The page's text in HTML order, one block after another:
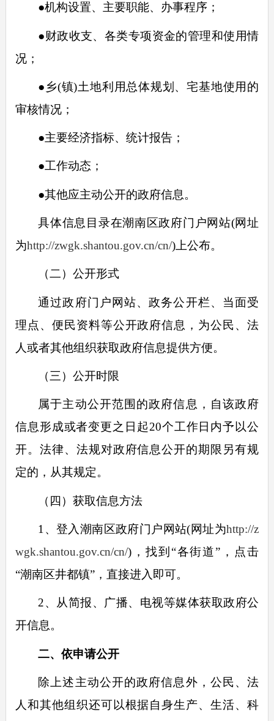
●机构设置、主要职能、办事程序；
●财政收支、各类专项资金的管理和使用情
况；
● 乡(镇)土地利用总体规划、宅基地使用的
审核情况；
●主要经济指标、统计报告；
●工作动态；
●其他应主动公开的政府信息。
具体信息目录在潮南区政府门户网站(网址
为http://zwgk.shantou.gov.cn/cn/)上公布。
（二）公开形式
通过政府门户网站、政务公开栏、当面受
理点、便民资料等公开政府信息，为公民、法
人或者其他组织获取政府信息提供方便。
（三）公开时限
属于主动公开范围的政府信息，自该政府
信息形成或者变更之日起20个工作日内予以公
开。法律、法规对政府信息公开的期限另有规
定的，从其规定。
（四）获取信息方法
1 、登入潮南区政府门户网站(网址为http://z
wgk.shantou.gov.cn/cn/)，找到 “各街道” ，点击
“潮南区井都镇”，直接进入即可。
2、从简报、广播、电视等媒体获取政府公
开信息。
二、依申请公开
除上述主动公开的政府信息外，公民、法
人和其他组织还可以根据自身生产、生活、科